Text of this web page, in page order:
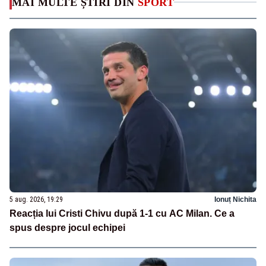
5 aug. 2026, 19:29 Ionuț Nichita
Reacția lui Cristi Chivu după 1-1 cu AC Milan. Ce a
spus despre jocul echipei